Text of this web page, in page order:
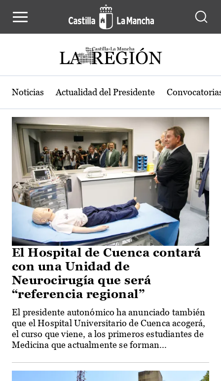
Actualidad de la región de Castilla-
Noticias Actualidad del Presidente
El Hospital de Cuenca contará
con una Unidad de
Neurocirugía que será
“referencia regional”
El presidente autonómico ha anunciado también
que el Hospital Universitario de Cuenca acogerá,
el curso que viene, a los primeros estudiantes de
Medicina que actualmente se forman...